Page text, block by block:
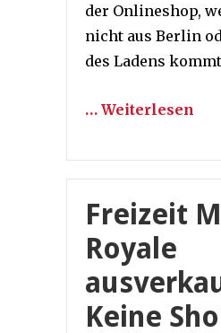
der Onlineshop,
nicht aus Berlin
des Ladens
… Weiterlesen
Freizeit
Royale
Keine